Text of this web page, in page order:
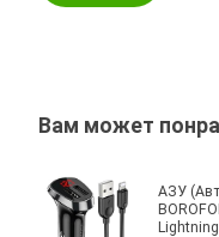
Вам может
АЗУ